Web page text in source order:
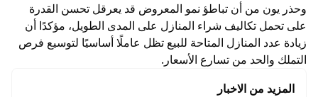
وحذر يون من أن تباطؤ نمو المعروض قد يعرقل تحسن القدرة
على تحمل تكاليف شراء المنازل على المدى الطويل، مؤكدًا أن
زيادة عدد المنازل المتاحة للبيع تظل عاملًا أساسيًا لتوسيع فرص
التملك والحد من تسارع الأسعار.
المزيد من الاخبار